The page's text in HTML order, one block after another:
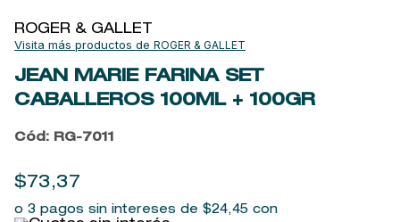
ROGER & GALLET
ROGER & GALLET
JEAN MARIE FARINA SET
CABALLEROS 100ML + 100GR
Cód: RG-7011
$ 73,37
o 3 pagos sin intereses de $24,45 con
5.
flowerbomb
6.
woods of windsor
7.
kool beauty serum
10. john frieda